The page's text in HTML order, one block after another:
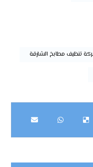
تنظيف مطابخ الشارقة